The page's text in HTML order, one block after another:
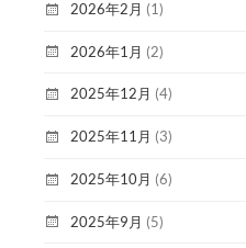
2026年2月 (1)
2026年1月 (2)
2025年12月 (4)
2025年11月 (3)
2025年10月 (6)
2025年9月 (5)